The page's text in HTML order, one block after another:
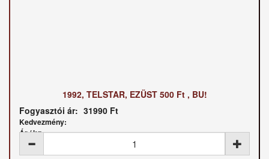
1992, TELSTAR, EZÜST 500 Ft , BU!
Fogyasztói ár: 31990 Ft
Kedvezmény:
Ár / kg: